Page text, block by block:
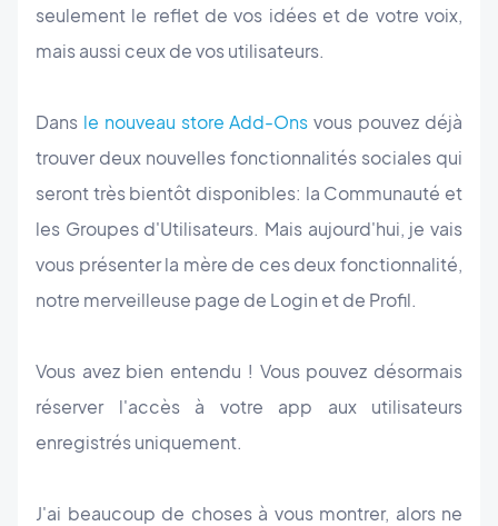
seulement le reflet de vos idées et de votre voix,
mais aussi ceux de vos utilisateurs.
Dans le nouveau store Add-Ons vous pouvez déjà
trouver deux nouvelles fonctionnalités sociales qui
seront très bientôt disponibles: la Communauté et
les Groupes d'Utilisateurs. Mais aujourd'hui, je vais
vous présenter la mère de ces deux fonctionnalité,
notre merveilleuse page de Login et de Profil.
Vous avez bien entendu ! Vous pouvez désormais
réserver l'accès à votre app aux utilisateurs
enregistrés uniquement.
J'ai beaucoup de choses à vous montrer, alors ne